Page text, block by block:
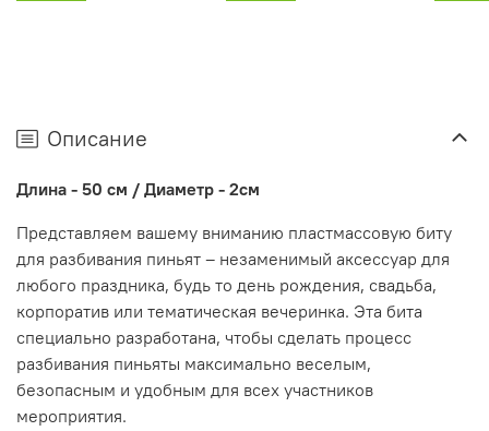
Описание
Длина - 50 см / Диаметр - 2см
Представляем вашему вниманию пластмассовую биту
для разбивания пиньят – незаменимый аксессуар для
любого праздника, будь то день рождения, свадьба,
корпоратив или тематическая вечеринка. Эта бита
специально разработана, чтобы сделать процесс
разбивания пиньяты максимально веселым,
безопасным и удобным для всех участников
мероприятия.